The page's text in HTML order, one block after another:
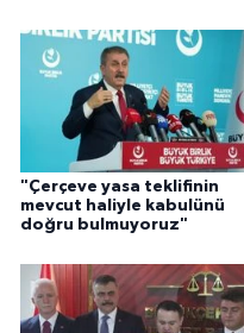
"Çerçeve yasa teklifinin
mevcut haliyle kabulünü
doğru bulmuyoruz"